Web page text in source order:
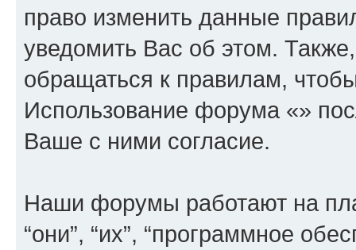
право изменить данные
уведомить Вас об этом.
обращаться к правилам,
Использование форума «»
Ваше с ними согласие.
Наши форумы работают на
“они”, “их”, “программное